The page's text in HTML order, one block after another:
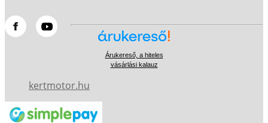
Árukereső, a hiteles
vásárlási kalauz
kertmotor.hu